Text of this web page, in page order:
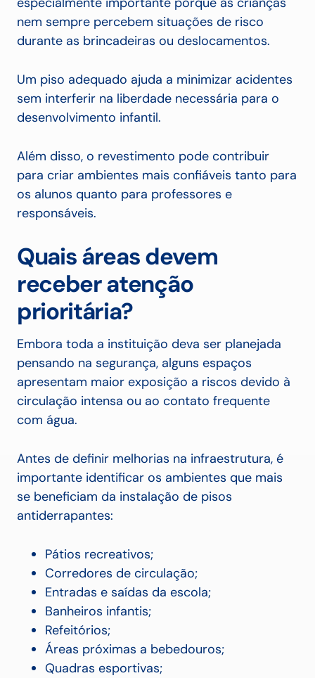
nem sempre percebem situações de risco
durante as brincadeiras ou deslocamentos.
Um piso adequado ajuda a minimizar acidentes
sem interferir na liberdade necessária para o
desenvolvimento infantil.
Além disso, o revestimento pode contribuir
para criar ambientes mais confiáveis tanto para
os alunos quanto para professores e
responsáveis.
Quais áreas devem
receber atenção
prioritária?
Embora toda a instituição deva ser planejada
pensando na segurança, alguns espaços
apresentam maior exposição a riscos devido à
circulação intensa ou ao contato frequente
com água.
Antes de definir melhorias na infraestrutura, é
importante identificar os ambientes que mais
se beneficiam da instalação de pisos
antiderrapantes:
Pátios recreativos;
Corredores de circulação;
Entradas e saídas da escola;
Banheiros infantis;
Refeitórios;
Áreas próximas a bebedouros;
Quadras esportivas;